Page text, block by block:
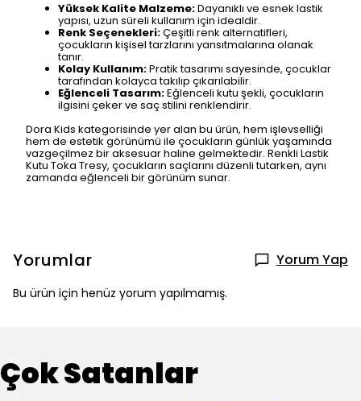
Yüksek Kalite Malzeme:Dayanıklı ve esnek lastik
yapısı, uzun süreli kullanım için idealdir.
Renk Seçenekleri:Çeşitli renk alternatifleri,
çocukların kişisel tarzlarını yansıtmalarına olanak
tanır.
Kolay Kullanım:Pratik tasarımı sayesinde, çocuklar
tarafından kolayca takılıp çıkarılabilir.
Eğlenceli Tasarım:Eğlenceli kutu şekli, çocukların
ilgisini çeker ve saç stilini renklendirir.
Dora Kids kategorisinde yer alan bu ürün, hem işlevselliği
hem de estetik görünümü ile çocukların günlük yaşamında
vazgeçilmez bir aksesuar haline gelmektedir. Renkli Lastik
Kutu Toka Tresy, çocukların saçlarını düzenli tutarken, aynı
zamanda eğlenceli bir görünüm sunar.
Yorumlar Yorum Yap
Bu ürün için henüz yorum yapılmamış.
Çok Satanlar